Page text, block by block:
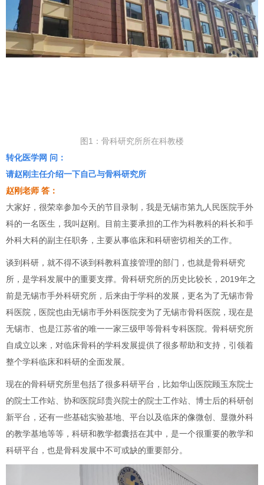
图1：骨科研究所所在科教楼
转化医学网 问：
请赵刚主任介绍一下自己与骨科研究所
赵刚老师 答：
大家好，很荣幸参加今天的节目录制，我是无锡市第九人民医院手外
科的一名医生，我叫赵刚。目前主要承担的工作为科教科的科长和手
外科大科的副主任职务，主要从事临床和科研密切相关的工作。
谈到科研，就不得不谈到科教科直接管理的部门，也就是骨科研究
所，是学科发展中的重要支撑。骨科研究所的历史比较长，2019年之
前是无锡市手外科研究所，后来由于学科的发展，更名为了无锡市骨
科医院，医院也由无锡市手外科医院变为了无锡市骨科医院，现在是
无锡市、也是江苏省的唯一一家三级甲等骨科专科医院。骨科研究所
自成立以来，对临床骨科的学科发展提供了很多帮助和支持，引领着
整个学科临床和科研的全面发展。
现在的骨科研究所里包括了很多科研平台，比如华山医院顾玉东院士
的院士工作站、协和医院邱贵兴院士的院士工作站、博士后的科研创
新平台，还有一些基础实验基地、平台以及临床的像微创、显微外科
的教学基地等等，科研和教学都囊括在其中，是一个很重要的教学和
科研平台，也是骨科发展中不可或缺的重要部分。